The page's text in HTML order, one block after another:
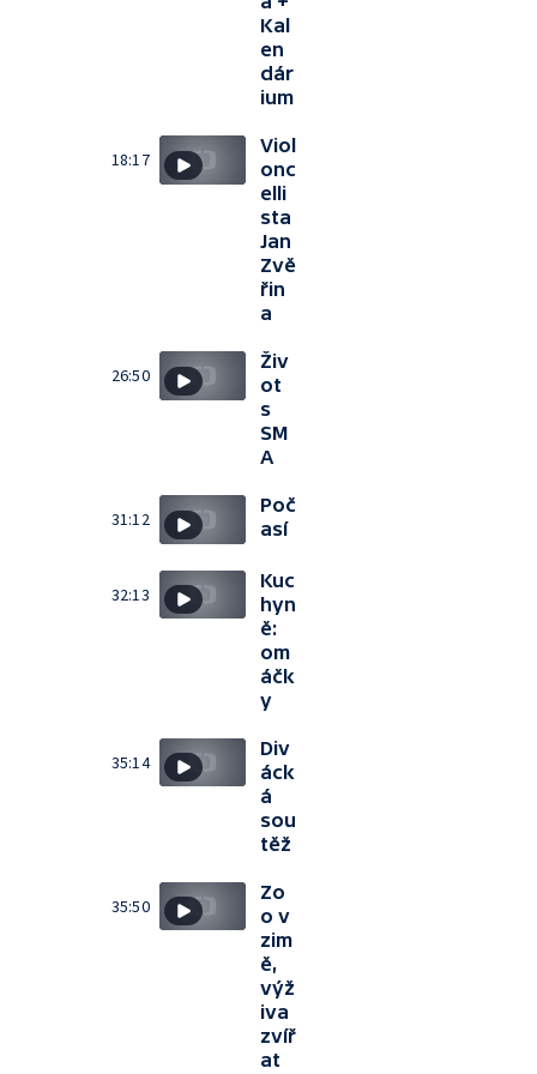
Kal
en
dár
ium
18:17
Viol
onc
elli
sta
Jan
Zvě
řin
a
26:50
Živ
ot
s
SM
A
31:12
Poč
así
32:13
Kuc
hyn
ě:
om
áčk
y
35:14
Div
áck
á
sou
těž
35:50
Zo
o v
zim
ě,
výž
iva
zvíř
at